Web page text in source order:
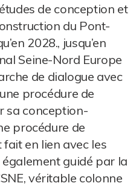
de conception et
du Pont-
2028., jusqu’en
Seine-Nord Europe
de dialogue avec
procédure de
sa conception-
procédure de
fait en lien avec les
guidé par la
véritable colonne